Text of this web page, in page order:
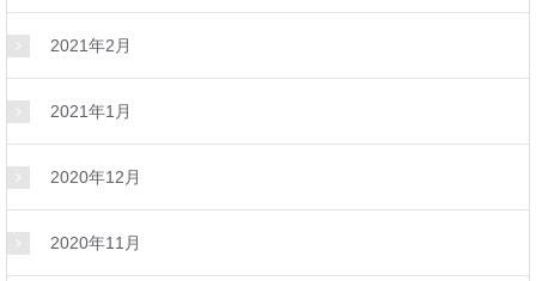
2021年2月
2021年1月
2020年12月
2020年11月